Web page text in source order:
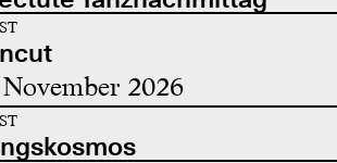
November 2026